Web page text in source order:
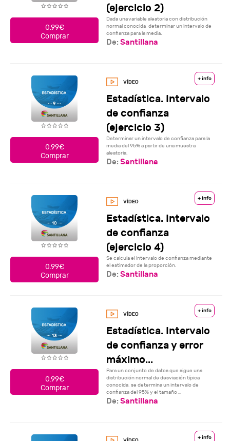
0.99€
Comprar
(ejercicio 2)
Dada una variable aleatoria con distribución
normal conocida, determinar un intervalo de
confianza para la media.
De:Santillana
0.99€
Comprar
+ info
Estadística. Intervalo
de confianza
(ejercicio 3)
Determinar un intervalo de confianza para la
media del 95% a partir de una muestra
aleatoria.
De:Santillana
0.99€
Comprar
+ info
Estadística. Intervalo
de confianza
(ejercicio 4)
Se calcula el intervalo de confianza mediante
el estimador de la proporción.
De:Santillana
0.99€
Comprar
+ info
Estadística. Intervalo
de confianza y error
máximo...
Para un conjunto de datos que sigue una
distribución normal de desviación típica
conocida, se determina un intervalo de
confianza del 95% y el tamaño ...
De:Santillana
+ info